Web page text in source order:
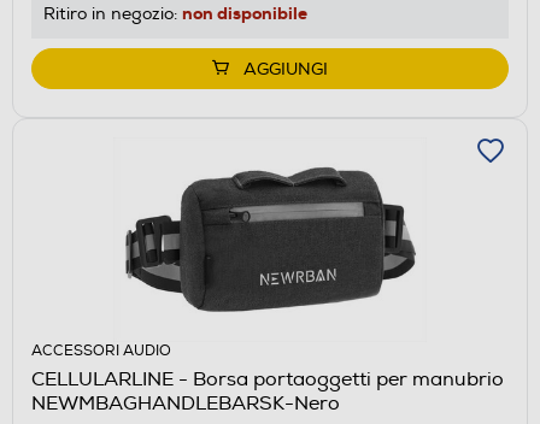
Ritiro in negozio: non disponibile
AGGIUNGI
ACCESSORI AUDIO
CELLULARLINE - Borsa portaoggetti per manubrio
NEWMBAGHANDLEBARSK-Nero